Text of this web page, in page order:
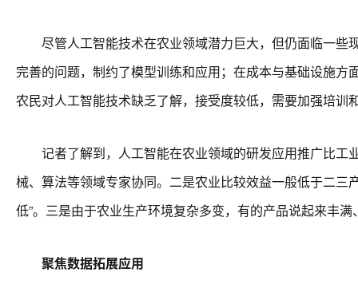
尽管人工智能技术在农业领域潜力巨大，但仍面临一些
完善的问题，制约了模型训练和应用；在成本与基础设施
农民对人工智能技术缺乏了解，接受度较低，需要加强培
记者了解到，人工智能在农业领域的研发应用推广比工
械、算法等领域专家协同。二是农业比较效益一般低于二
低”。三是由于农业生产环境复杂多变，有的产品说起来丰
聚焦数据拓展应用